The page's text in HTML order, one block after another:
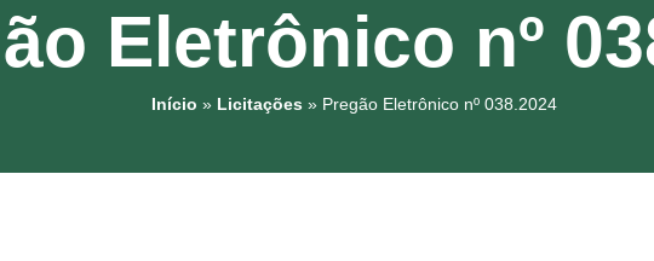
Eletrônico nº
Início » Licitações » Pregão Eletrônico nº 038.2024